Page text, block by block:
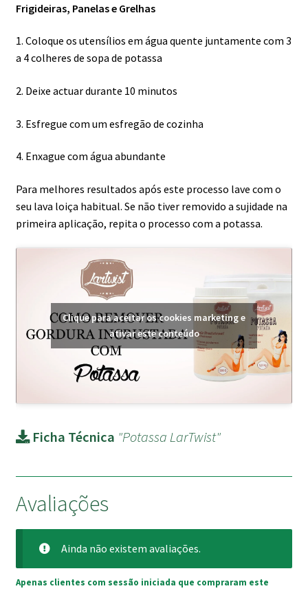
Frigideiras, Panelas e Grelhas
1. Coloque os utensílios em água quente juntamente com 3
a 4 colheres de sopa de potassa
2. Deixe actuar durante 10 minutos
3. Esfregue com um esfregão de cozinha
4. Enxague com água abundante
Para melhores resultados após este processo lave com o
seu lava loiça habitual. Se não tiver removido a sujidade na
primeira aplicação, repita o processo com a potassa.
Clique para aceitar os cookies marketing e
ativar este conteúdo
Ficha Técnica "Potassa LarTwist"
Avaliações
Ainda não existem avaliações.
Apenas clientes com sessão iniciada que compraram este